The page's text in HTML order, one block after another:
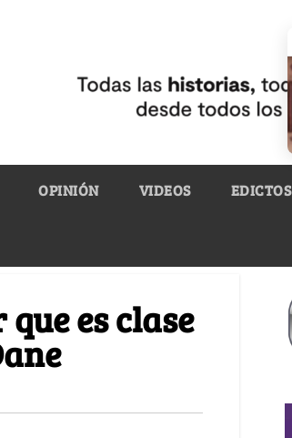
OPINIÓN VIDEOS EDICTOS
es clase